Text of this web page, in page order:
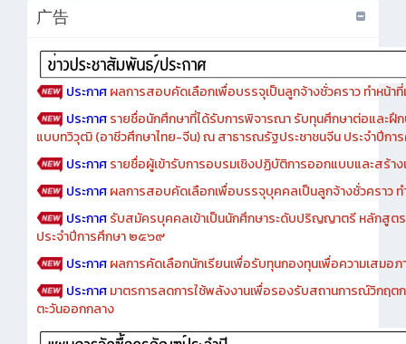
广告
ประกาศผลการสอบคัดเลือกเพื่อบรรจุเป็นลูกจ้างชั่วคราว ทำหน้าที่
ประกาศรายชื่อนักศึกษาที่ได้รับการพิจารณา รับทุนศึกษาต่อและฝึ
แบบทวิวุฒิ (อาชีวศึกษาไทย-จีน) ณ สาธารณรัฐประชาชนจีน ประจำปีก
ประกาศรายชื่อผู้เข้ารับการอบรมเชิงปฏิบัติการออกแบบและสร้า
ประกาศผลการสอบคัดเลือกเพื่อบรรจุบุคคลเป็นลูกจ้างชั่วคราว ท
ประกาศรับสมัครบุคคลเข้าเป็นนักศึกษาระดับปริญญาตรี หลักสูต
ประจำปีการศึกษา ๒๕๖๙
ประกาศผลการคัดเลือกนักเรียนเพื่อรับทุนกองทุนเพื่อความเสมอ
ประกาศมาตรการลดการใช้พลังงานเพื่อรองรับสถานการณ์วิกฤ
ตะวันออกกลาง